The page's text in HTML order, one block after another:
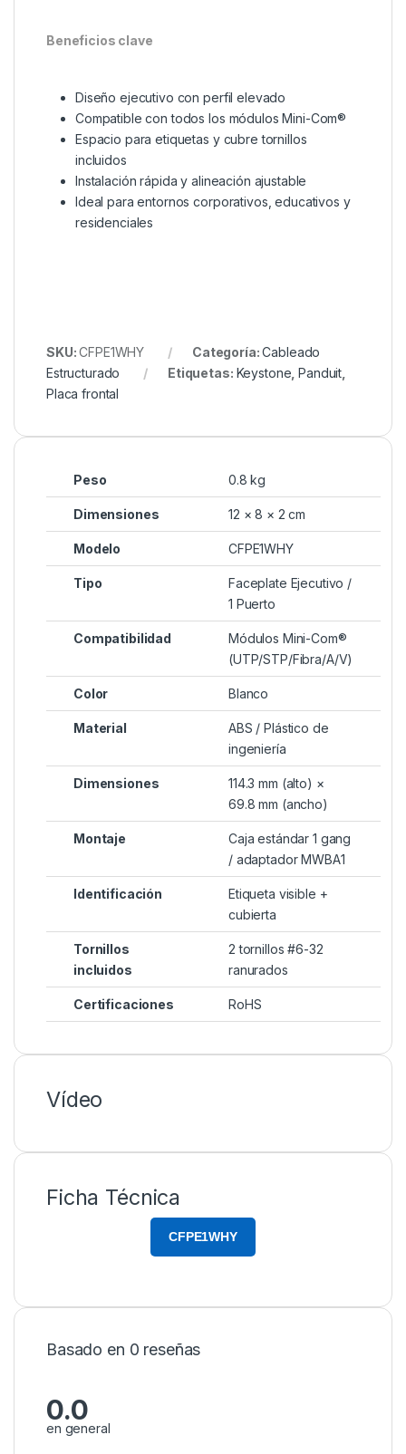
Beneficios clave
Diseño ejecutivo con perfil elevado
Compatible con todos los módulos Mini-Com®
Espacio para etiquetas y cubre tornillos
incluidos
Instalación rápida y alineación ajustable
Ideal para entornos corporativos, educativos y
residenciales
SKU:CFPE1WHY Categoría:Cableado
Estructurado
Etiquetas: Keystone ,Panduit
Placa frontal
Peso 0.8 kg
Dimensiones 12 × 8 × 2 cm
Modelo CFPE1WHY
Tipo
Faceplate Ejecutivo /
1 Puerto
Compatibilidad
Módulos Mini-Com®
(UTP/STP/Fibra/A/V)
Color Blanco
Material
ABS / Plástico de
ingeniería
Dimensiones
114.3 mm (alto) ×
69.8 mm (ancho)
Montaje
Caja estándar 1 gang
/ adaptador MWBA1
Identificación
Etiqueta visible +
cubierta
Tornillos
incluidos
2 tornillos #6-32
ranurados
Certificaciones RoHS
Vídeo
Ficha Técnica
CFPE1WHY
Basado en 0 reseñas
0.0
en general